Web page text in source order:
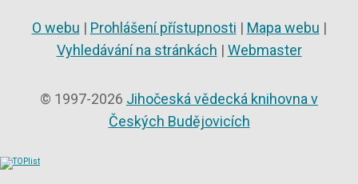
O webu | Prohlášení přístupnosti | Mapa webu |
Vyhledávání na stránkách | Webmaster
© 1997-2026 Jihočeská vědecká knihovna v
Českých Budějovicích